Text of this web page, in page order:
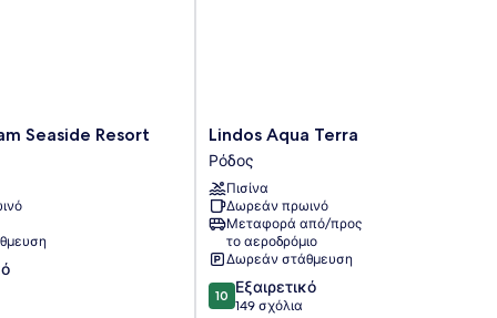
Seaside Resort
Lindos
Aqua
Terra
Ρόδος
Lindos Aqua Terra
Ρόδος
Πισίνα
Δωρεάν πρωινό
Μεταφορά από/προς
το αεροδρόμιο
Δωρεάν στάθμευση
10.0
στα
10 Εξαιρετικό
149 σχόλια